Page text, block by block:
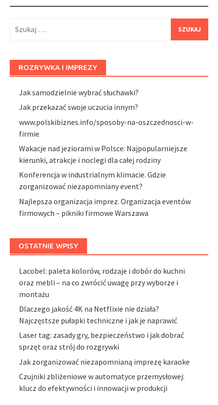
ROZRYWKA I IMPREZY
Jak samodzielnie wybrać słuchawki?
Jak przekazać swoje uczucia innym?
www.polskibiznes.info/sposoby-na-oszczednosci-w-
firmie
Wakacje nad jeziorami w Polsce: Najpopularniejsze
kierunki, atrakcje i noclegi dla całej rodziny
Konferencja w industrialnym klimacie. Gdzie
zorganizować niezapomniany event?
Najlepsza organizacja imprez. Organizacja eventów
firmowych – pikniki firmowe Warszawa
OSTATNIE WPISY
Lacobel: paleta kolorów, rodzaje i dobór do kuchni
oraz mebli – na co zwrócić uwagę przy wyborze i
montażu
Dlaczego jakość 4K na Netflixie nie działa?
Najczęstsze pułapki techniczne i jak je naprawić
Laser tag: zasady gry, bezpieczeństwo i jak dobrać
sprzęt oraz strój do rozgrywki
Jak zorganizować niezapomnianą imprezę karaoke
Czujniki zbliżeniowe w automatyce przemysłowej:
klucz do efektywności i innowacji w produkcji